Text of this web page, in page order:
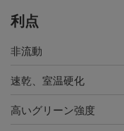
利点
非流動
速乾、室温硬化
高いグリーン強度